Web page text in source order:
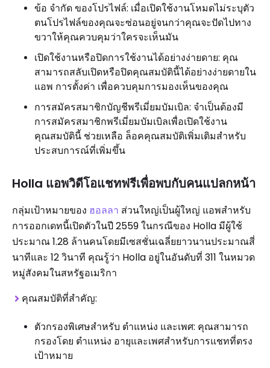
ข้อ จำกัด ของโปรไฟล์: เมื่อเปิดใช้งานโหมดไม่ระบุตัว
ตนโปรไฟล์ของคุณจะซ่อนอยู่จนกว่าคุณจะปัดไปทาง
ขวาให้คุณควบคุมว่าใครจะเห็นมัน
เปิดใช้งานหรือปิดการใช้งานได้อย่างง่ายดาย: คุณ
สามารถสลับเปิดหรือปิดคุณสมบัตินี้ได้อย่างง่ายดายใน
แอพ การตั้งค่า เพื่อควบคุมการมองเห็นของคุณ
การสมัครสมาชิกบัญชีพรีเมี่ยมบัมเบิล: จำเป็นต้องมี
การสมัครสมาชิกพรีเมี่ยมบัมเบิลเพื่อเปิดใช้งาน
คุณสมบัตินี้ ช่วยเหลือ ล็อคคุณสมบัติเพิ่มเติมสำหรับ
ประสบการณ์ที่เพิ่มขึ้น
Holla แอพวิดีโอแชทฟรีเพื่อพบกับคนแปลกหน้า
กลุ่มเป้าหมายของ ฮอลลา ส่วนใหญ่เป็นผู้ใหญ่ แอพสำหรับ
การออกเดทนี้เปิดตัวในปี 2559 ในกรณีของ Holla มีผู้ใช้
ประมาณ 1.28 ล้านคนโดยมีเซสชั่นเฉลี่ยยาวนานประมาณสี่
นาทีและ 12 วินาที คุณรู้ว่า Holla อยู่ในอันดับที่ 311 ในหมวด
หมู่สังคมในสหรัฐอเมริกา
คุณสมบัติที่สำคัญ:
ตัวกรองพิเศษสำหรับ ตำแหน่ง และเพศ: คุณสามารถ
กรองโดย ตำแหน่ง อายุและเพศสำหรับการแชทที่ตรง
เป้าหมาย